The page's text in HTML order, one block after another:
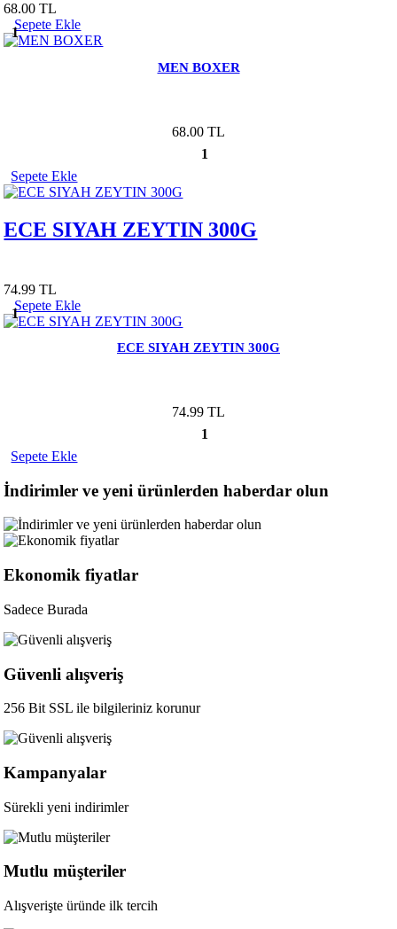
68.00 TL
1
Sepete Ekle
MEN BOXER
68.00 TL
1
Sepete Ekle
ECE SIYAH ZEYTIN 300G
74.99 TL
1
Sepete Ekle
ECE SIYAH ZEYTIN 300G
74.99 TL
1
Sepete Ekle
İndirimler ve yeni ürünlerden haberdar olun
Ekonomik fiyatlar
Sadece Burada
Güvenli alışveriş
256 Bit SSL ile bilgileriniz korunur
Kampanyalar
Sürekli yeni indirimler
Mutlu müşteriler
Alışverişte üründe ilk tercih